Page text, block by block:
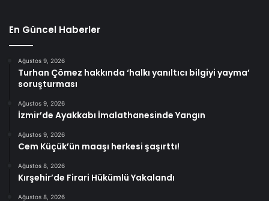
En Güncel Haberler
Ağustos 9, 2026
Turhan Çömez hakkında ‘halkı yanıltıcı bilgiyi yayma’
soruşturması
Ağustos 9, 2026
İzmir’de Ayakkabı İmalathanesinde Yangın
Ağustos 9, 2026
Cem Küçük’ün maaşı herkesi şaşırttı!
Ağustos 8, 2026
Kırşehir’de Firari Hükümlü Yakalandı
Ağustos 8, 2026